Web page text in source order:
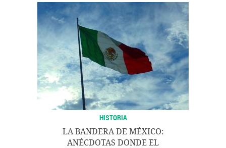
HISTORIA
LA BANDERA DE MÉXICO:
ANÉCDOTAS DONDE EL